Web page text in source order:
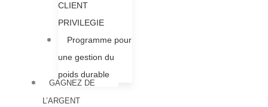
CLIENT
PRIVILEGIE
Programme pour
une gestion du
poids durable
GAGNEZ DE
L’ARGENT